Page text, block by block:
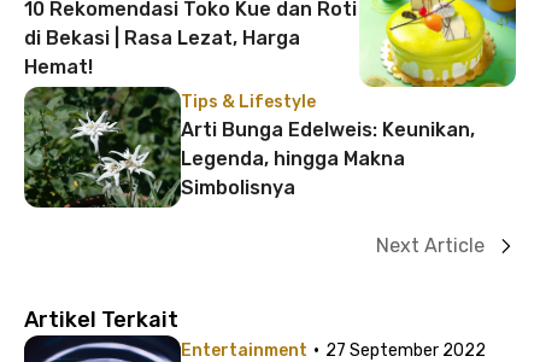
10 Rekomendasi Toko Kue dan Roti
di Bekasi | Rasa Lezat, Harga
Hemat!
Tips & Lifestyle
Arti Bunga Edelweis: Keunikan,
Legenda, hingga Makna
Simbolisnya
Next Article
Artikel Terkait
Entertainment · 27 September 2022